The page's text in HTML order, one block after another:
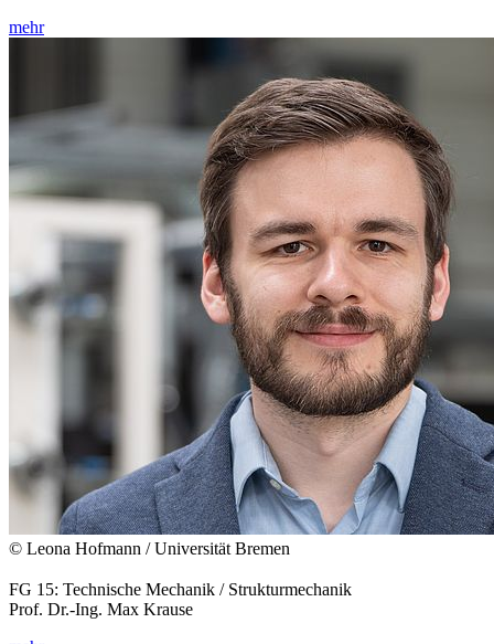
mehr
© Leona Hofmann / Universität Bremen
FG 15: Technische Mechanik / Strukturmechanik
Prof. Dr.-Ing. Max Krause